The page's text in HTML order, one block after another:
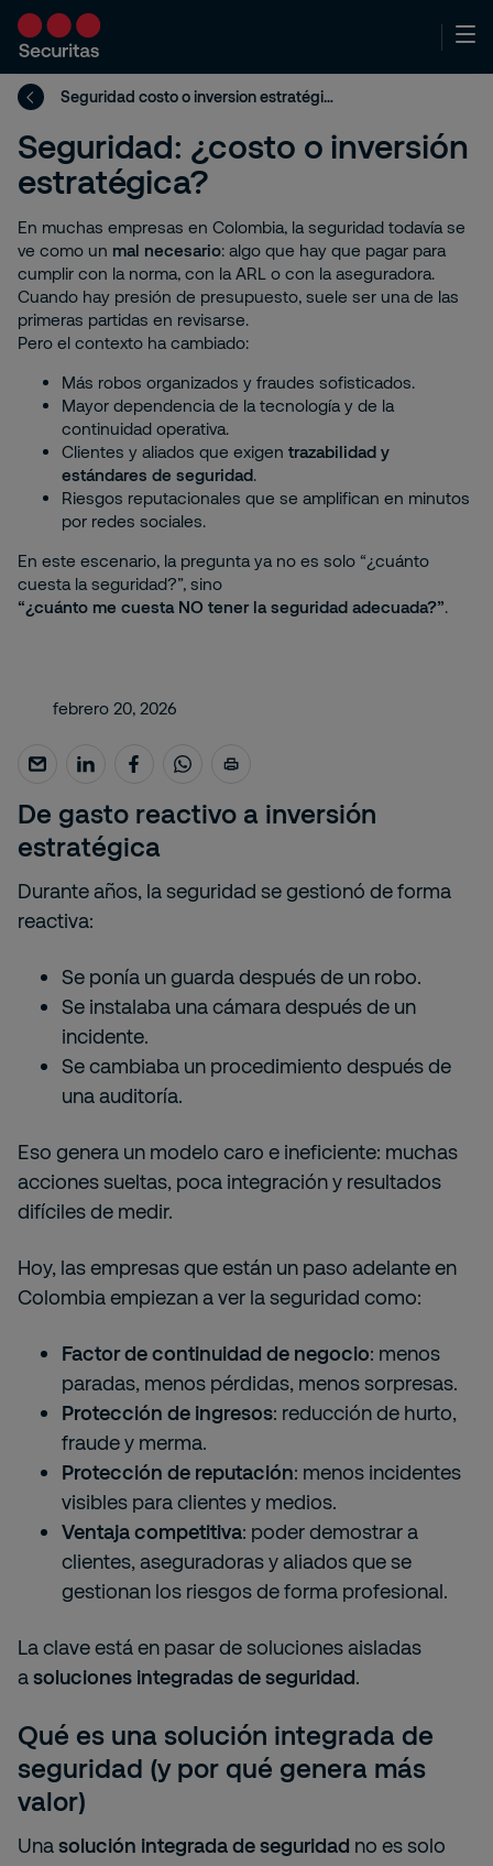
Seguridad costo o inversion estratégica
Seguridad: ¿costo o inversión
estratégica?
En muchas empresas en Colombia, la seguridad todavía se
ve como un mal necesario: algo que hay que pagar para
cumplir con la norma, con la ARL o con la aseguradora.
Cuando hay presión de presupuesto, suele ser una de las
primeras partidas en revisarse.
Pero el contexto ha cambiado:
Más robos organizados y fraudes sofisticados.
Mayor dependencia de la tecnología y de la
continuidad operativa.
Clientes y aliados que exigen trazabilidad y
estándares de seguridad.
Riesgos reputacionales que se amplifican en minutos
por redes sociales.
En este escenario, la pregunta ya no es solo “¿cuánto
cuesta la seguridad?”, sino
“¿cuánto me cuesta NO tener la seguridad adecuada?”.
De gasto reactivo a inversión
estratégica
Durante años, la seguridad se gestionó de forma
reactiva:
Se ponía un guarda después de un robo.
Se instalaba una cámara después de un
incidente.
Se cambiaba un procedimiento después de
una auditoría.
Eso genera un modelo caro e ineficiente: muchas
acciones sueltas, poca integración y resultados
difíciles de medir.
Hoy, las empresas que están un paso adelante en
Colombia empiezan a ver la seguridad como:
Factor de continuidad de negocio: menos
paradas, menos pérdidas, menos sorpresas.
Protección de ingresos: reducción de hurto,
fraude y merma.
Protección de reputación: menos incidentes
visibles para clientes y medios.
Ventaja competitiva: poder demostrar a
clientes, aseguradoras y aliados que se
gestionan los riesgos de forma profesional.
La clave está en pasar de soluciones aisladas
asoluciones integradas de seguridad.
Qué es una solución integrada de
seguridad (y por qué genera más
valor)
Unasolución integrada de seguridad no es solo
febrero 20, 2026